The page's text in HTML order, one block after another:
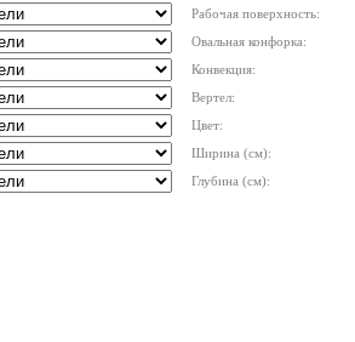
Рабочая поверхность:
Овальная конфорка:
Конвекция:
Вертел:
Цвет:
Ширина (см):
Глубина (см):